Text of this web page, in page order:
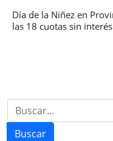
Día de la Niñez en
las 18 cuotas sin interés
Buscar